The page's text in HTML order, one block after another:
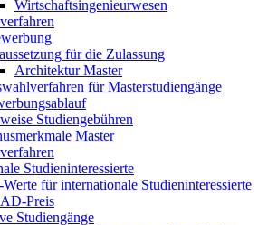
Wirtschaftsingenieurwesen
für die Zulassung
Architektur Master
für Masterstudiengänge
Studiengebühren
Master
Studieninteressierte
für internationale Studieninteressierte
Preis
Studiengänge